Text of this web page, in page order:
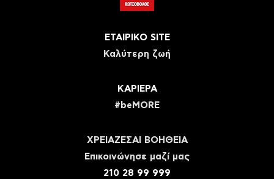
ΕΤΑΙΡΙΚΟ SITE
Καλύτερη ζωή
ΚΑΡΙΕΡΑ
#beMORE
ΧΡΕΙΑΖΕΣΑΙ ΒΟΗΘΕΙΑ
Eπικοινώνησε μαζί μας
210 28 99 999